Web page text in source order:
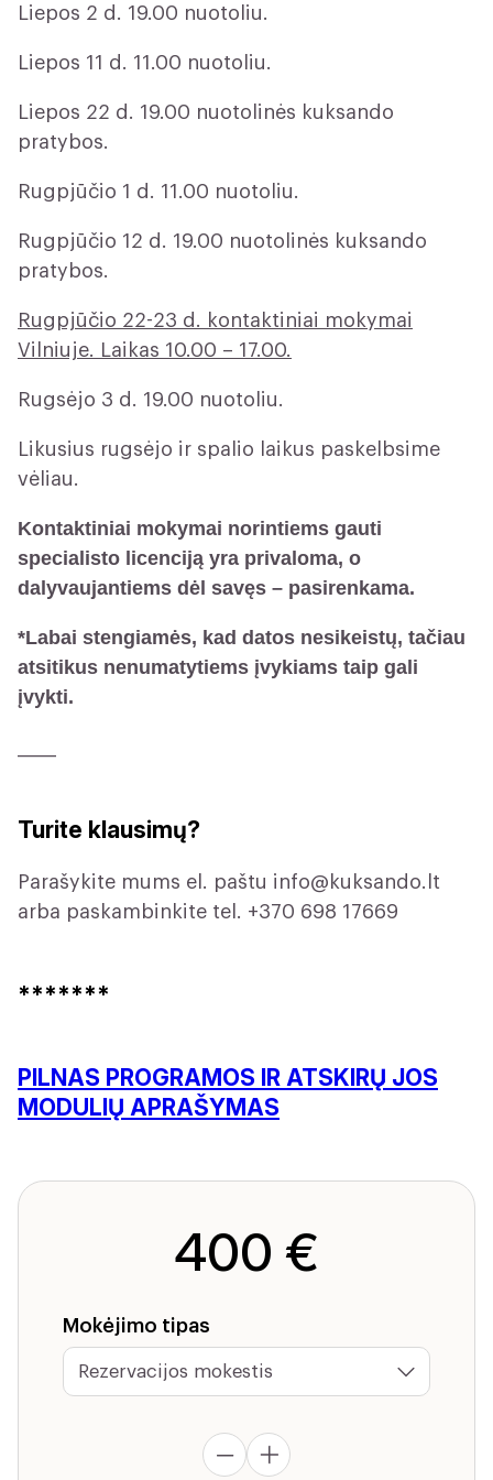
Liepos 2 d. 19.00 nuotoliu.
Liepos 11 d. 11.00 nuotoliu.
Liepos 22 d. 19.00 nuotolinės kuksando
pratybos.
Rugpjūčio 1 d. 11.00 nuotoliu.
Rugpjūčio 12 d. 19.00 nuotolinės kuksando
pratybos.
Rugpjūčio 22-23 d. kontaktiniai mokymai
Vilniuje. Laikas 10.00 – 17.00.
Rugsėjo 3 d. 19.00 nuotoliu.
Likusius rugsėjo ir spalio laikus paskelbsime
vėliau.
Kontaktiniai mokymai norintiems gauti
specialisto licenciją yra privaloma, o
dalyvaujantiems dėl savęs – pasirenkama.
*Labai stengiamės, kad datos nesikeistų, tačiau
atsitikus nenumatytiems įvykiams taip gali
įvykti.
Turite klausimų?
Parašykite mums el. paštu info@kuksando.lt
arba paskambinkite tel. +370 698 17669
*******
PILNAS PROGRAMOS IR ATSKIRŲ JOS
MODULIŲ APRAŠYMAS
400 €
Mokėjimo tipas
produkto